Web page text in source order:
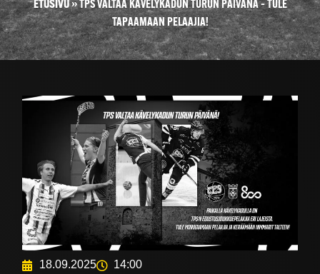
ETUSIVU»TPS VALTAA KÄVELYKADUN TURUN PÄIVÄNÄ – TULE
TAPAAMAAN PELAAJIA!
18.09.2025
14:00